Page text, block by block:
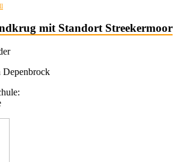
mit Standort Streekermoor